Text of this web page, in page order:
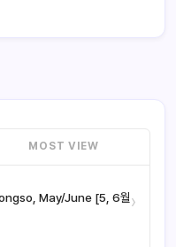
MOST VIEW
May/June [5, 6월›